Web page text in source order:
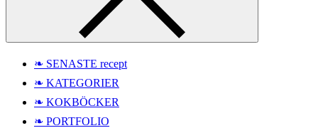
❧ SENASTE recept
❧ KATEGORIER
❧ KOKBÖCKER
❧ PORTFOLIO